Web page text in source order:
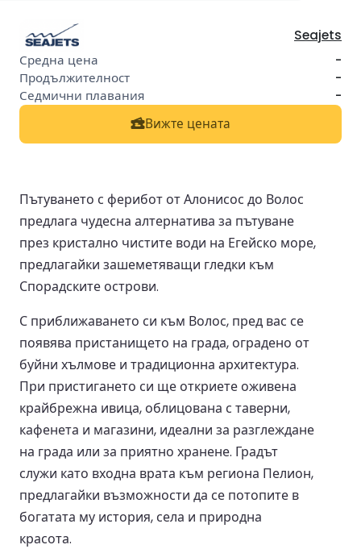
Seajets
-
-
-
Вижте цената
Пътуването с ферибот от Алонисос до Волос
предлага чудесна алтернатива за пътуване
през кристално чистите води на Егейско море,
предлагайки зашеметяващи гледки към
Спорадските острови.
С приближаването си към Волос, пред вас се
появява пристанището на града, оградено от
буйни хълмове и традиционна архитектура.
При пристигането си ще откриете оживена
крайбрежна ивица, облицована с таверни,
кафенета и магазини, идеални за разглеждане
на града или за приятно хранене. Градът
служи като входна врата към региона Пелион,
предлагайки възможности да се потопите в
богатата му история, села и природна
красота.